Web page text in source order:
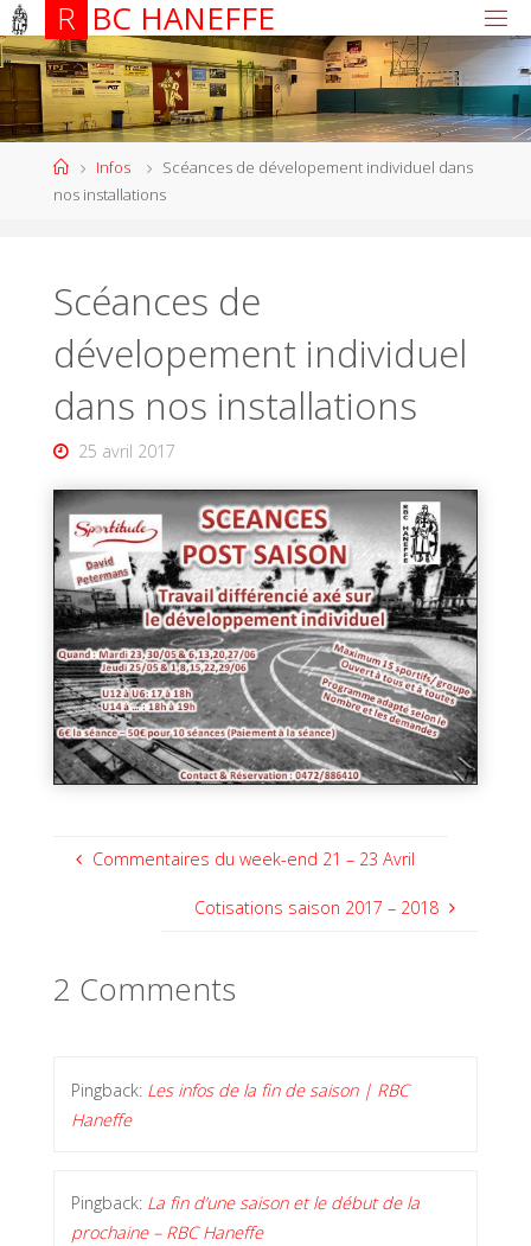
R BC HANEFFE
Infos
Scéances de dévelopement individuel dans
nos installations
Scéances de
dévelopement individuel
dans nos installations
25 avril 2017
Commentaires du week-end 21 – 23 Avril
Cotisations saison 2017 – 2018
2 Comments
Pingback: Les infos de la fin de saison | RBC
Haneffe
Pingback: La fin d’une saison et le début de la
prochaine – RBC Haneffe